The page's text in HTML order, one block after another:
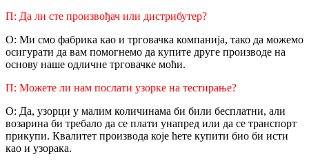
П: Да ли сте произвођач или дистрибутер?
О: Ми смо фабрика као и трговачка компанија, тако да можемо
осигурати да вам помогнемо да купите друге производе на
основу наше одличне трговачке моћи.
П: Можете ли нам послати узорке на тестирање?
О: Да, узорци у малим количинама би били бесплатни, али
возарина би требало да се плати унапред или да се транспорт
прикупи. Квалитет производа које ћете купити био би исти
као и узорака.